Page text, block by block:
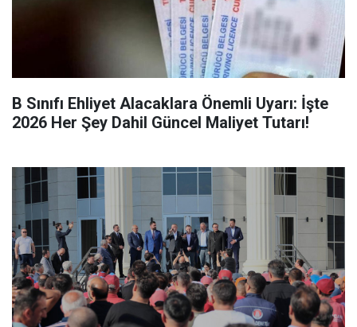
B Sınıfı Ehliyet Alacaklara Önemli Uyarı: İşte
2026 Her Şey Dahil Güncel Maliyet Tutarı!